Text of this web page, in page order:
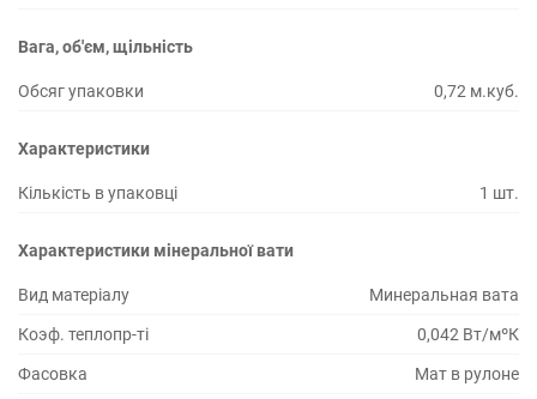
Вага, об'єм, щільність
Обсяг упаковки 0,72 м.куб.
Характеристики
Кількість в упаковці 1 шт.
Характеристики мінеральної вати
Вид матеріалу Минеральная вата
Коэф. теплопр-ті 0,042 Вт/мºК
Фасовка Мат в рулоне